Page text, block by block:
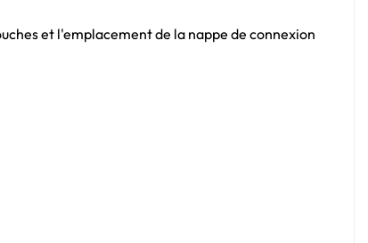
et l'emplacement de la nappe de connexion